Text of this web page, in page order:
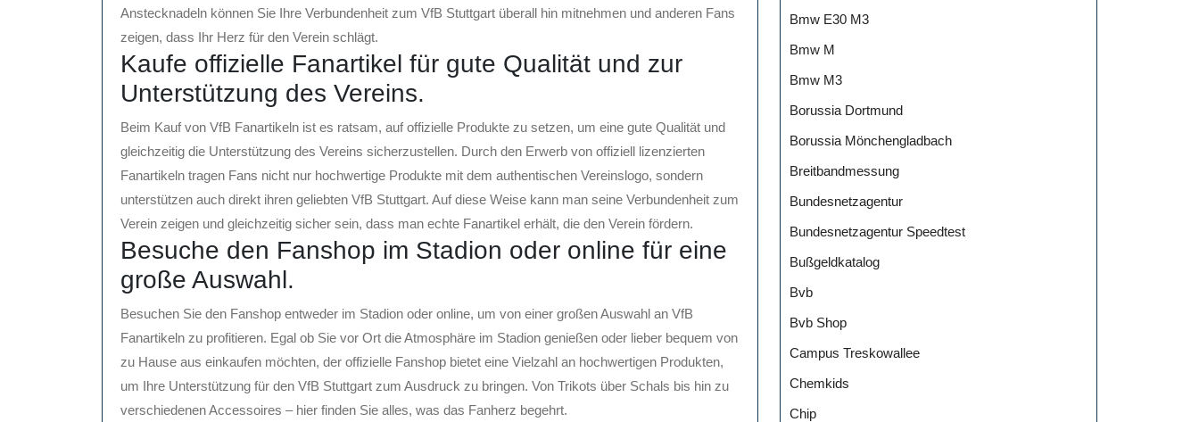
Anstecknadeln können Sie Ihre Verbundenheit zum VfB Stuttgart überall hin mitnehmen und anderen Fans
zeigen, dass Ihr Herz für den Verein schlägt.
Kaufe offizielle Fanartikel für gute Qualität und zur
Unterstützung des Vereins.
Beim Kauf von VfB Fanartikeln ist es ratsam, auf offizielle Produkte zu setzen, um eine gute Qualität und
gleichzeitig die Unterstützung des Vereins sicherzustellen. Durch den Erwerb von offiziell lizenzierten
Fanartikeln tragen Fans nicht nur hochwertige Produkte mit dem authentischen Vereinslogo, sondern
unterstützen auch direkt ihren geliebten VfB Stuttgart. Auf diese Weise kann man seine Verbundenheit zum
Verein zeigen und gleichzeitig sicher sein, dass man echte Fanartikel erhält, die den Verein fördern.
Besuche den Fanshop im Stadion oder online für eine
große Auswahl.
Besuchen Sie den Fanshop entweder im Stadion oder online, um von einer großen Auswahl an VfB
Fanartikeln zu profitieren. Egal ob Sie vor Ort die Atmosphäre im Stadion genießen oder lieber bequem von
zu Hause aus einkaufen möchten, der offizielle Fanshop bietet eine Vielzahl an hochwertigen Produkten,
um Ihre Unterstützung für den VfB Stuttgart zum Ausdruck zu bringen. Von Trikots über Schals bis hin zu
verschiedenen Accessoires – hier finden Sie alles, was das Fanherz begehrt.
Bmw E30 M3
Bmw M
Bmw M3
Borussia Dortmund
Borussia Mönchengladbach
Breitbandmessung
Bundesnetzagentur
Bundesnetzagentur Speedtest
Bußgeldkatalog
Bvb
Bvb Shop
Campus Treskowallee
Chemkids
Chip